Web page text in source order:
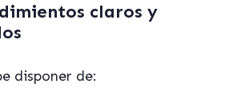
claros y
disponer de: